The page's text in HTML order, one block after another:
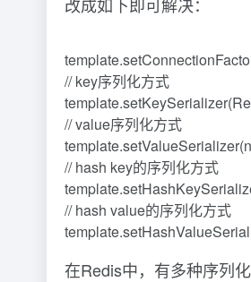
// key序列化方式
// value序列化方式
// hash key的序列化方式
// hash value的序列化方式
在Redis中，有多种序列